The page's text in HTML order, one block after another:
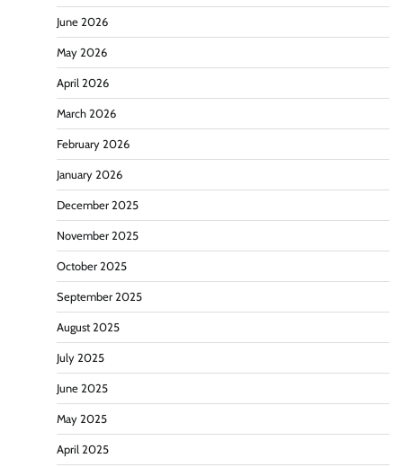
June 2026
May 2026
April 2026
March 2026
February 2026
January 2026
December 2025
November 2025
October 2025
September 2025
August 2025
July 2025
June 2025
May 2025
April 2025